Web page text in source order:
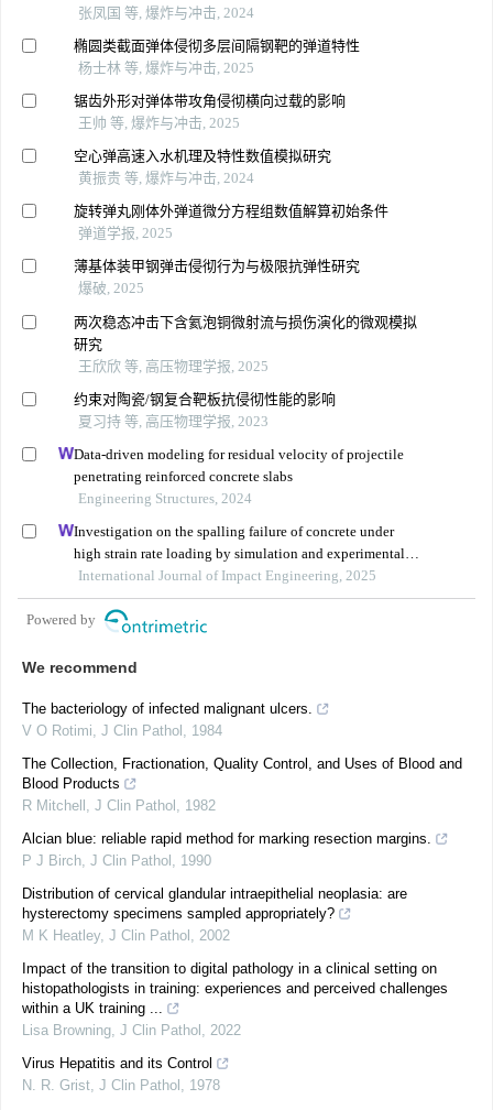
张凤国 等, 爆炸与冲击, 2024
椭圆类截面弹体侵彻多层间隔钢靶的弹道特性
杨士林 等, 爆炸与冲击, 2025
锯齿外形对弹体带攻角侵彻横向过载的影响
王帅 等, 爆炸与冲击, 2025
空心弹高速入水机理及特性数值模拟研究
黄振贵 等, 爆炸与冲击, 2024
旋转弹丸刚体外弹道微分方程组数值解算初始条件
弹道学报, 2025
薄基体装甲钢弹击侵彻行为与极限抗弹性研究
爆破, 2025
两次稳态冲击下含氦泡铜微射流与损伤演化的微观模拟
研究
王欣欣 等, 高压物理学报, 2025
约束对陶瓷/钢复合靶板抗侵彻性能的影响
夏习持 等, 高压物理学报, 2023
Data-driven modeling for residual velocity of projectile
penetrating reinforced concrete slabs
Engineering Structures, 2024
Investigation on the spalling failure of concrete under
high strain rate loading by simulation and experimental
method
International Journal of Impact Engineering, 2025
Powered by
We recommend
The bacteriology of infected malignant ulcers.
V O Rotimi J Clin Pathol
1984
The Collection, Fractionation, Quality Control, and Uses of Blood and
Blood Products
R Mitchell
J Clin Pathol
1982
Alcian blue: reliable rapid method for marking resection margins.
P J Birch J Clin Pathol
1990
Distribution of cervical glandular intraepithelial neoplasia: are
hysterectomy specimens sampled appropriately?
M K Heatley, J Clin Pathol
2002
Impact of the transition to digital pathology in a clinical setting on
histopathologists in training: experiences and perceived challenges
within a UK training ...
Lisa Browning J Clin Pathol
2022
Virus Hepatitis and its Control
N. R. Grist J Clin Pathol
1978